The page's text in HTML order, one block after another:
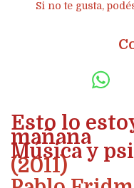
Si no te gusta,
Esto lo
mañana
Música y
(2011)